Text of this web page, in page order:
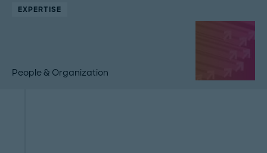
EXPERTISE
People & Organization